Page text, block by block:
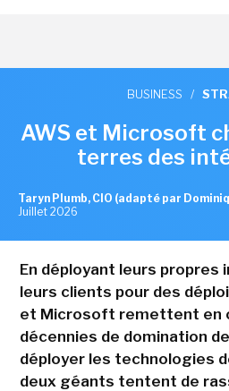
BUSINESS /
AWS et Microsoft
terres des
Taryn Plumb, CIO (adapté par
Juillet 2026
En déployant leurs propres
leurs clients pour des
et Microsoft remettent en
décennies de domination
déployer les technologies
deux géants tentent de